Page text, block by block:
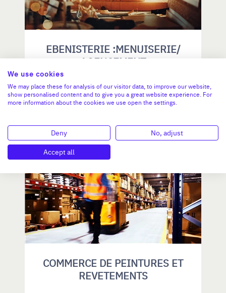
EBENISTERIE :MENUISERIE/
AGENCEMENT
CA :171 230 €
Valeur demandée :50 000 €
N°18748
COMMERCE DE PEINTURES ET
REVETEMENTS
We use cookies
We may place these for analysis of our visitor data, to improve our website,
show personalised content and to give you a great website experience. For
more information about the cookies we use open the settings.
Deny
No, adjust
Accept all